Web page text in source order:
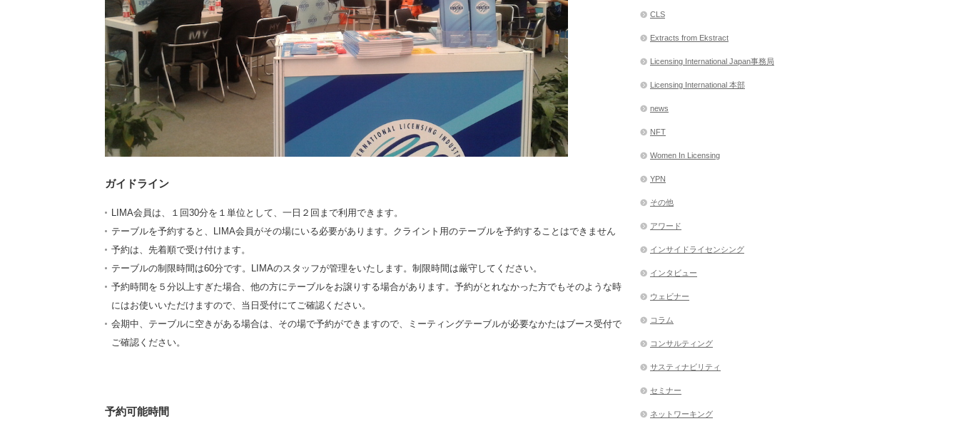
ガイドライン
LIMA会員は、１回30分を１単位として、一日２回まで利用できます。
テーブルを予約すると、LIMA会員がその場にいる必要があります。クライント用のテーブルを予約することはできません
予約は、先着順で受け付けます。
テーブルの制限時間は60分です。LIMAのスタッフが管理をいたします。制限時間は厳守してください。
予約時間を５分以上すぎた場合、他の方にテーブルをお譲りする場合があります。予約がとれなかった方でもそのような時
にはお使いいただけますので、当日受付にてご確認ください。
会期中、テーブルに空きがある場合は、その場で予約ができますので、ミーティングテーブルが必要なかたはブース受付で
ご確認ください。
予約可能時間
CLS
Extracts from Ekstract
Licensing International Japan事務局
Licensing International 本部
news
NFT
Women In Licensing
YPN
その他
アワード
インサイドライセンシング
インタビュー
ウェビナー
コラム
コンサルティング
サスティナビリティ
セミナー
ネットワーキング